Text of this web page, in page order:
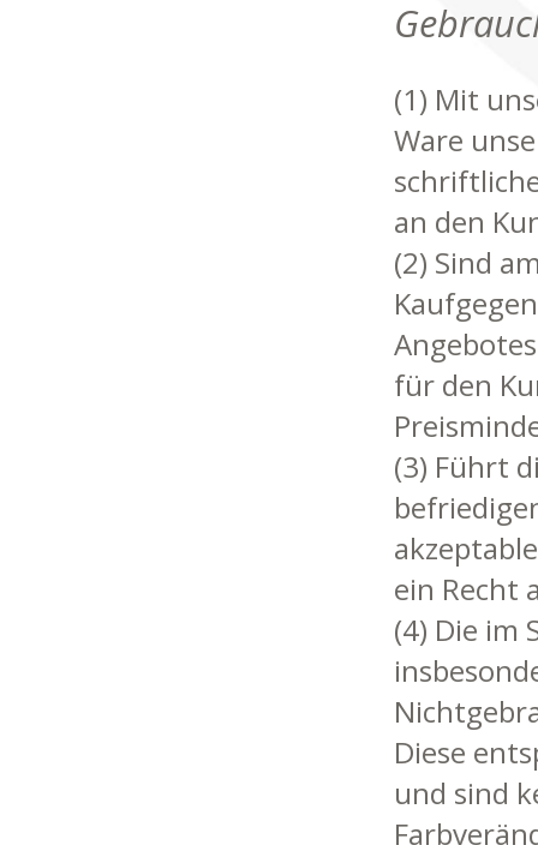
(1) Mit
Ware
an den
(2) Sind
für den
(3) Führt
ein Recht
(4) Die im
Diese
und sind